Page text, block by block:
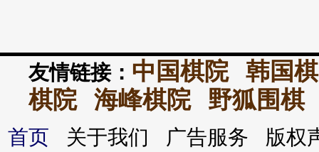
友情链接： 中国棋院
韩国
棋院
海峰棋院 野狐围棋
首页 关于我们 广告服务 版